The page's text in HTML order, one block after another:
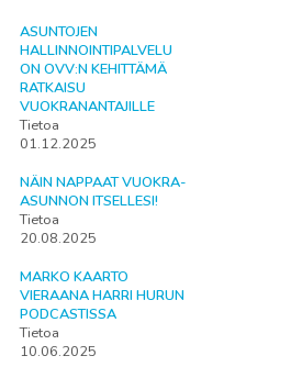
ASUNTOJEN
HALLINNOINTIPALVELU
ON OVV:N KEHITTÄMÄ
RATKAISU
VUOKRANANTAJILLE
Tietoa
01.12.2025
NÄIN NAPPAAT VUOKRA-
ASUNNON ITSELLESI!
Tietoa
20.08.2025
MARKO KAARTO
VIERAANA HARRI HURUN
PODCASTISSA
Tietoa
10.06.2025